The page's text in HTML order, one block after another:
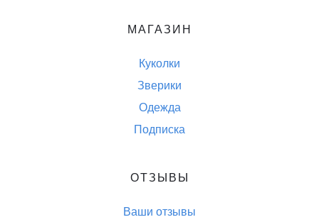
МАГАЗИН
Куколки
Зверики
Одежда
Подписка
ОТЗЫВЫ
Ваши отзывы